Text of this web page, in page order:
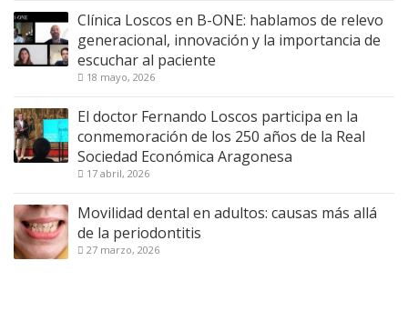
Clínica Loscos en B-ONE: hablamos de relevo
generacional, innovación y la importancia de
escuchar al paciente
18 mayo, 2026
El doctor Fernando Loscos participa en la
conmemoración de los 250 años de la Real
Sociedad Económica Aragonesa
17 abril, 2026
Movilidad dental en adultos: causas más allá
de la periodontitis
27 marzo, 2026